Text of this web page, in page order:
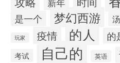
新年
是一个 梦幻西游
玩家 疫情 的人 的
考试 自己的 英语